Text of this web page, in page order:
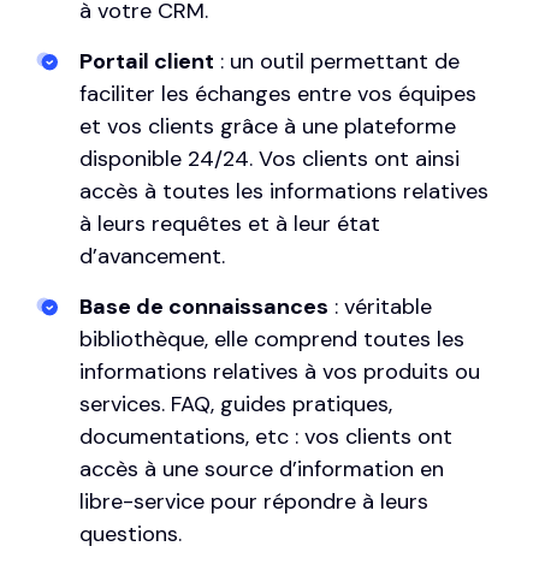
à votre CRM.
Portail client : un outil permettant de
faciliter les échanges entre vos équipes
et vos clients grâce à une plateforme
disponible 24/24. Vos clients ont ainsi
accès à toutes les informations relatives
à leurs requêtes et à leur état
d’avancement.
Base de connaissances : véritable
bibliothèque, elle comprend toutes les
informations relatives à vos produits ou
services. FAQ, guides pratiques,
documentations, etc : vos clients ont
accès à une source d’information en
libre-service pour répondre à leurs
questions.